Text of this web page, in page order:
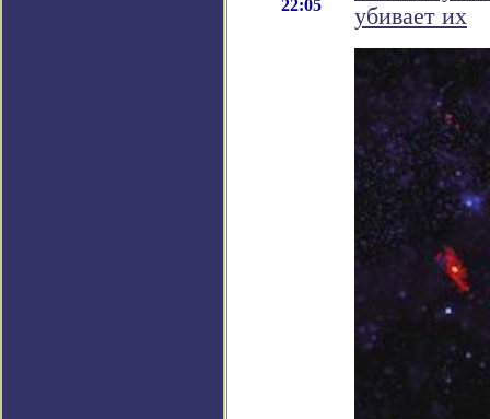
22:05
убивает их